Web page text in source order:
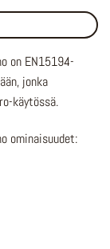
on EN15194-
jonka
käytössä.
ominaisuudet: